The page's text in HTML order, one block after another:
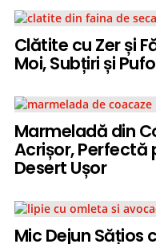
Clătite cu Zer și
Moi, Subțiri și
Marmeladă din
Acrișor, Perfectă
Desert Ușor
Mic Dejun Sățios